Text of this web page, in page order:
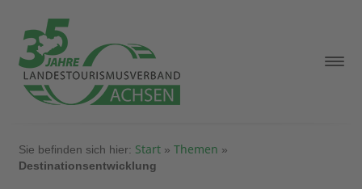
Sie befinden sich hier: Start» Themen »
Destinationsentwicklung